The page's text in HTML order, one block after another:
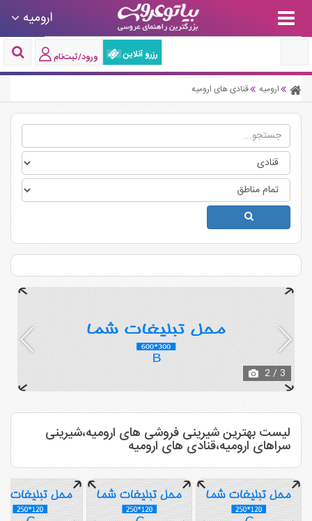
ارومیه
رزرو آنلاین ورود/ثبت‌نام
ارومیه قنادی های ارومیه
3/ 3
لیست بهترین شیرینی فروشی های اروميه،شیرینی
سراهای اروميه،قنادی های اروميه